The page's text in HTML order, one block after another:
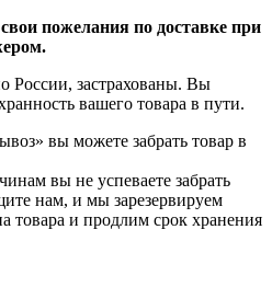
пожелания по доставке при
России, застрахованы. Вы
вашего товара в пути.
вы можете забрать товар в
вы не успеваете забрать
нам, и мы зарезервируем
товара и продлим срок хранения